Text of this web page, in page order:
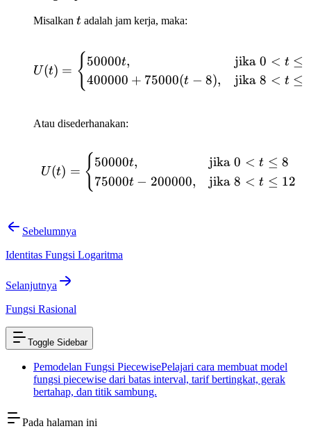
Misalkan t
t adalah jam kerja, maka:
U(t) = \begin{cases}
U(t) = { 50000t,
400000 + 75000(t − 8),
jika0 < t ≤
jika8 < t ≤
Atau disederhanakan:
U(t) = \begin{cases}
U(t) = { 50000t,
75000t − 200000,
jika0 < t ≤ 8
jika8 < t ≤ 12
Sebelumnya
Identitas Fungsi Logaritma
Selanjutnya
Fungsi Rasional
Toggle Sidebar
Pemodelan Fungsi PiecewisePelajari cara membuat model
fungsi piecewise dari batas interval, tarif bertingkat, gerak
bertahap, dan titik sambung.
Pada halaman ini